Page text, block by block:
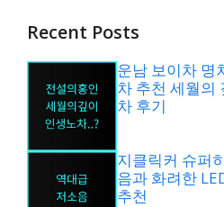
Recent Posts
운남 보이차 명
차 추천 세월의
차 후기
지클릭커 슈퍼
음과 화려한
추천